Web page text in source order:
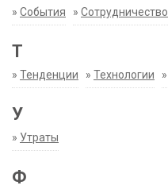
» События » Сотрудничество
Т
» Тенденции » Технологии »
У
» Утраты
Ф